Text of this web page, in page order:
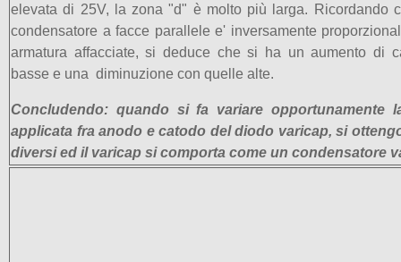
elevata di 25V, la zona "d" è molto più larga. Ricordando
condensatore a facce parallele e' inversamente
armatura affacciate, si deduce che si ha un aumento di
basse e una diminuzione con quelle alte.
Concludendo: quando si fa variare opportunamente
applicata fra anodo e catodo del diodo varicap, si
diversi ed il varicap si comporta come un condensatore